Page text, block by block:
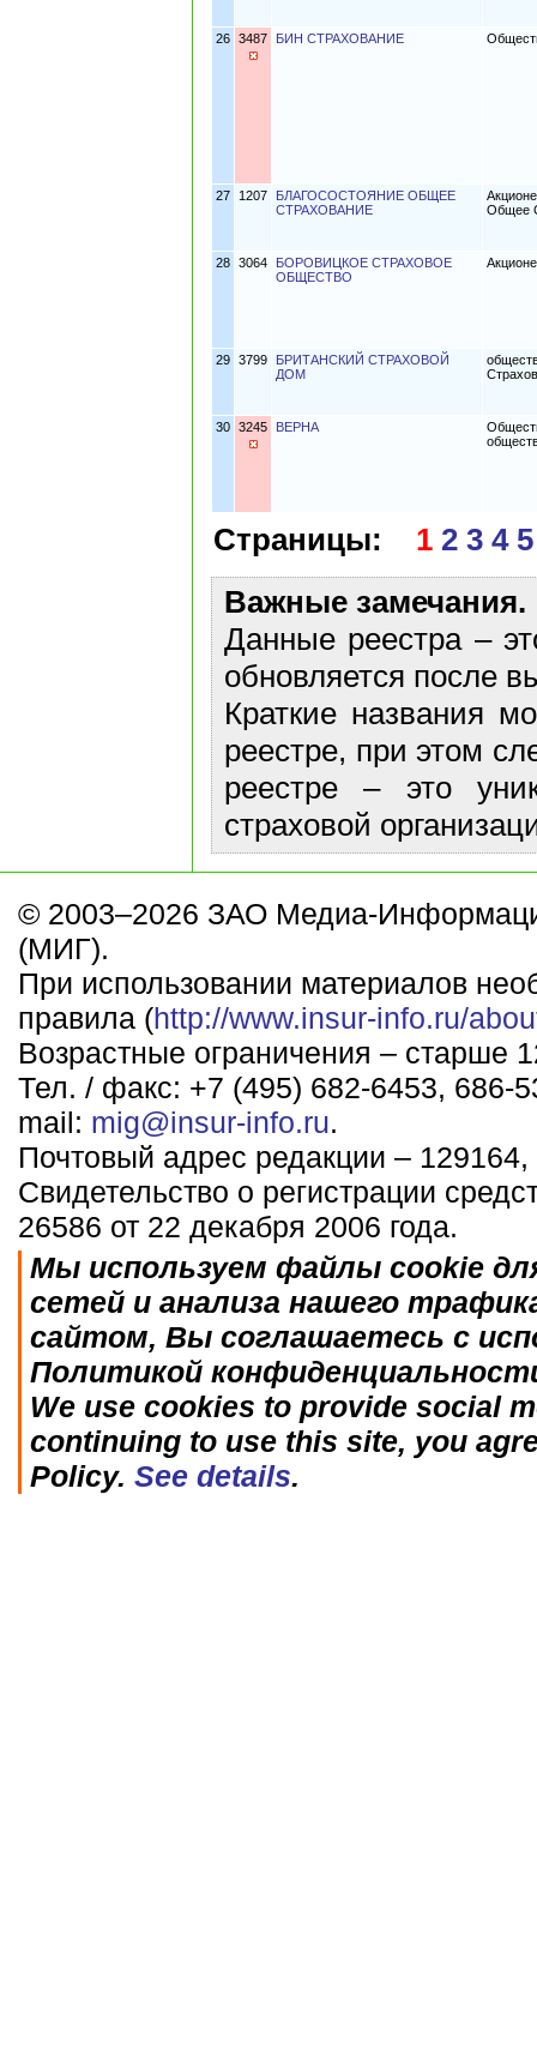
26 3487 БИН СТРАХОВАНИЕ
27 1207
БЛАГОСОСТОЯНИЕ ОБЩЕЕ
СТРАХОВАНИЕ
Общее
28 3064
БОРОВИЦКОЕ СТРАХОВОЕ
ОБЩЕСТВО
29 3799
БРИТАНСКИЙ СТРАХОВОЙ
ДОМ
30 3245 ВЕРНА
Страницы: 1 2 3 4 5
Важные замечания.
Данные реестра –
обновляется после
Краткие названия
реестре, при этом
реестре – это
страховой
© 2003–2026 ЗАО Медиа-
(МИГ).
При использовании материалов
правила (http://www.insur-info.ru/
Возрастные ограничения – старше
Тел. / факс: +7 (495) 682-6453, 686-
mail: mig@insur-info.ru.
Почтовый адрес редакции –
Свидетельство о регистрации
26586 от 22 декабря 2006 года.
Мы используем файлы cookie
сетей и анализа нашего
сайтом, Вы соглашаетесь с
Политикой
We use cookies to provide social
continuing to use this site, you
Policy. See details.